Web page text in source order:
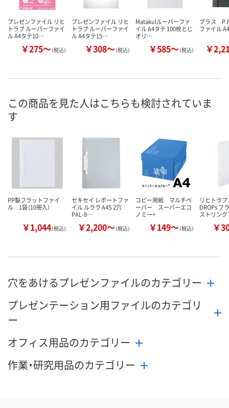
プレゼンファイル リヒ
トラブ ルーパーファイ
ル A4タテ10…
￥275～（税込）
プレゼンファイル リヒ
トラブ ルーパーファイ
ル A4タテ15…
￥308～（税込）
Matakulルーパーファ
イル A4タテ 100枚とじ
オリ…
￥585～（税込）
プラス
ファイル A4
￥
この商品を見た人はこちらも検討されていま
す
PP製フラットファイ
ル 1袋（10冊入）
￥1,044（税込）
セキセイ レポートファ
イル ルララ A4S 2穴
PAL-8…
￥2,200～（税込）
コピー用紙 マルチペ
ーパー スーパーエコ
ノミー+
￥149～（税込）
リヒトラブ
DROPs フ
ストリン
￥
穴をあけるプレゼンファイルのカテゴリー
プレゼンテーション用ファイルのカテゴリ
ー
オフィス用品のカテゴリー
作業・研究用品のカテゴリー